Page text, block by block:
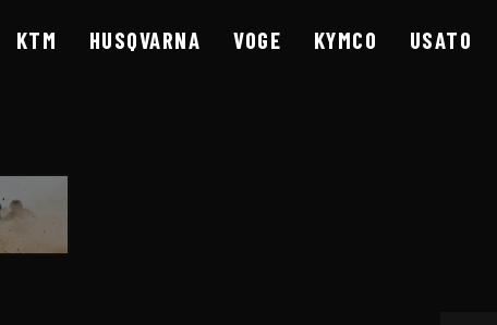
KTM HUSQVARNA VOGE KYMCO USATO